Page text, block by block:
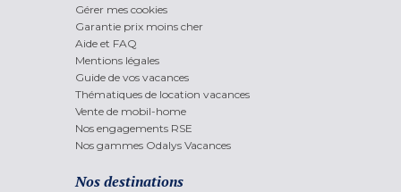
Gérer mes cookies
Garantie prix moins cher
Aide et FAQ
Mentions légales
Guide de vos vacances
Thématiques de location vacances
Vente de mobil-home
Nos engagements RSE
Nos gammes Odalys Vacances
Nos destinations